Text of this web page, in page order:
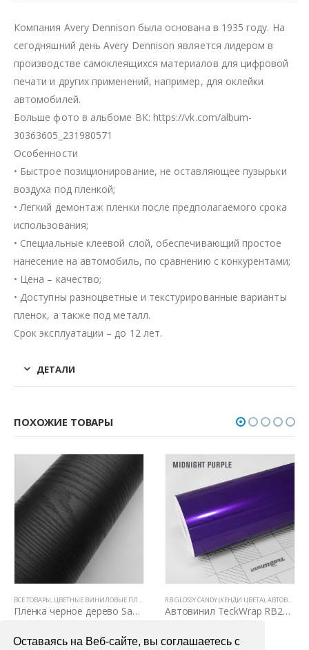
Оставаясь на Веб-сайте, вы соглашаетесь с
Компания Avery Dennison была основана в 1935 году. На
сегодняшний день Avery Dennison является лидером в
производстве самоклеящихся материалов для цифровой
печати и других применений, например, для оклейки
автомобилей.
Больше фото в альбоме ВК: https://vk.com/album-
30363605_231980571
Особенности
• Быстрое позиционирование, не оставляющее пузырьки
воздуха под пленкой;
• Легкий демонтаж пленки после предполагаемого срока
использования;
• Специальные клеевой слой, обеспечивающий простое
нанесение на автомобиль, по сравнению с конкурентами;
• Цена – качество;
• Доступны разноцветные и текстурированные варианты
пленок, а также под металл.
Срок эксплуатации – до 12 лет.
ДЕТАЛИ
ПОХОЖИЕ ТОВАРЫ
COLORFLOW
ВСЕ ТОВАРЫ, ЦВЕТНЫЕ ВИНИЛОВЫЕ ПЛЕНКИ ПЛЕНКИ С ФАКТУРОЙ ДЕРЕВА И КОЖИ
Пленка черное дерево Samsung Mg 3030
RB GLOSSY CANDY (КЕНДИ ЦВЕТА),АВТОВИНИЛ TECKWRAP
Автовинил TeckWrap RB20 Midnight Purple